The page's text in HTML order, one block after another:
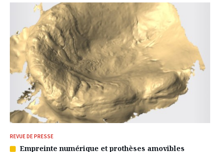
REVUE DE PRESSE
Article
Empreinte numérique et prothèses amovibles